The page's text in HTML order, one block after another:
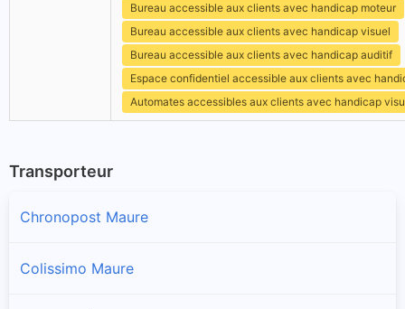
Bureau accessible aux clients avec handicap moteur
Bureau accessible aux clients avec handicap visuel
Bureau accessible aux clients avec handicap auditif
Espace confidentiel accessible aux clients avec
Automates accessibles aux clients avec handicap
Transporteur
Chronopost Maure
Colissimo Maure